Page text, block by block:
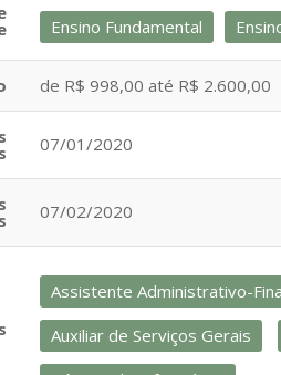
Ensino Fundamental
de R$ 998,00 até R$ 2.600,00
07/01/2020
07/02/2020
Assistente Administrativo-
Auxiliar de Serviços Gerais